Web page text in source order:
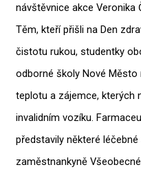
návštěvnice akce Veronika
Těm, kteří přišli na Den
čistotu rukou, studentky
odborné školy Nové Město
teplotu a zájemce, kterých
invalidním vozíku.
představily některé
zaměstnankyně